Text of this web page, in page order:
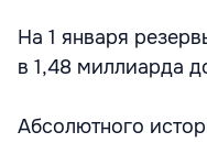
На 1 января
в 1,48 миллиарда
Абсолютного